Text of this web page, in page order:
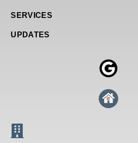
SERVICES
UPDATES